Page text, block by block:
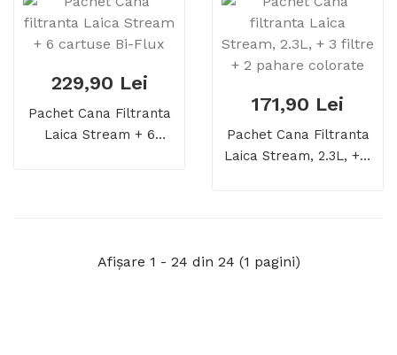
229,90 Lei
Pachet Cana Filtranta
Laica Stream + 6
171,90 Lei
Pachet Cana Filtranta
Laica Stream, 2.3L, + 3
Afişare 1 - 24 din 24 (1 pagini)